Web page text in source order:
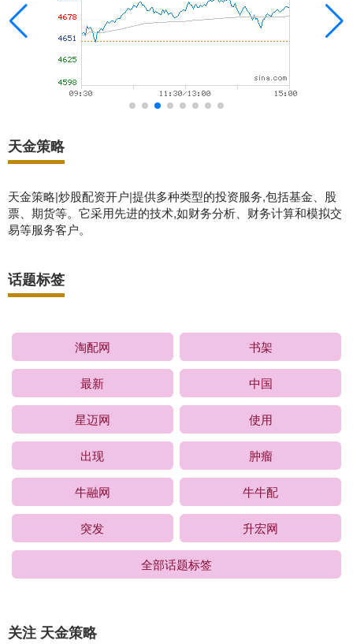
天金策略
天金策略|炒股配资开户|提供多种类型的投资服务,包括基金、股
票、期货等。它采用先进的技术,如财务分析、财务计算和模拟交
易等服务客户。
话题标签
淘配网 书架
最新 中国
星迈网 使用
出现 肿瘤
牛融网 牛牛配
突发 升宏网
全部话题标签
关注 天金策略